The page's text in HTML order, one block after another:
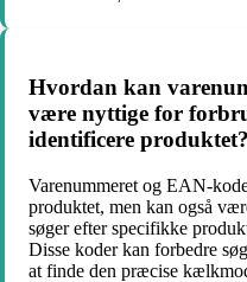
Hvordan kan
være nyttige for
identificere produktet?
Varenummeret og EAN-
produktet, men kan også
søger efter specifikke
Disse koder kan forbedre
at finde den præcise